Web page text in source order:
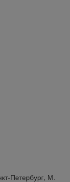
Петербург, М.